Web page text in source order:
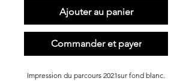
Ajouter au panier
Commander et payer
Impression du parcours 2021sur fond blanc.